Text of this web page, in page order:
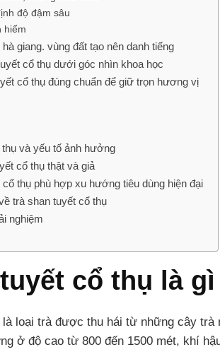
độ đậm sâu
hiếm
giang. vùng đất tạo nên danh tiếng
cổ thụ dưới góc nhìn khoa học
cổ thụ đúng chuẩn để giữ trọn hương vị
và yếu tố ảnh hưởng
cổ thụ thật và giả
thụ phù hợp xu hướng tiêu dùng hiện đại
trà shan tuyết cổ thụ
nghiệm
cổ thụ là gì
loại trà được thu hái từ những cây
ở độ cao từ 800 đến 1500 mét, khí